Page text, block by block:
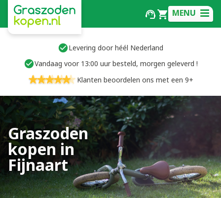
MENU
Levering door héél Nederland
Vandaag voor 13:00 uur besteld, morgen geleverd !
Klanten beoordelen ons met een 9+
Graszoden
kopen in
Fijnaart